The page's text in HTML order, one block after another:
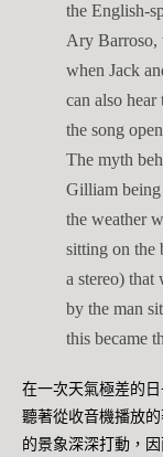
the English-
Ary Barroso,
when Jack
can also
the song
The myth
Gilliam being
the weather
sitting on the
a stereo)
by the man
this became
在一次天氣極差的
聽著從收音機播放
的景象深深打動，